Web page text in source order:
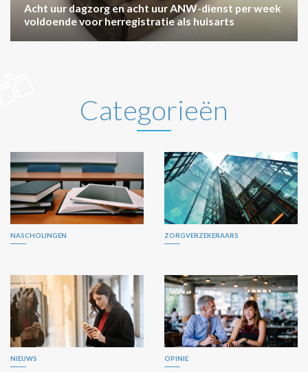
Acht uur dagzorg en acht uur ANW-dienst per week
voldoende voor herregistratie als huisarts
Categorieën
NASCHOLINGEN ZORGVERZEKERAARS
NIEUWS OPINIE